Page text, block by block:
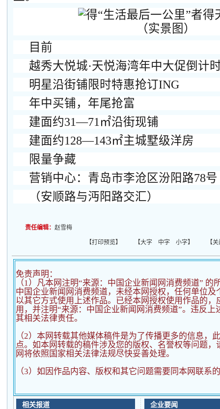
（实景图）
目前
越秀大悦城·天悦海湾年中大促倒计
明星沿街铺限时特惠抢订ING
年中买铺，年尾抢富
建面约31—71㎡沿街现铺
建面约128—143㎡主城墅级洋房
限量争藏
营销中心：青岛市李沧区汾阳路78号
（安顺路与沔阳路交汇）
责任编辑： 赵雪梅
【打印预览】 【大字 中字 小字】 【关
免责声明：
（1）凡本网注明“来源：中国企业新闻网消费频道” 的
中国企业新闻网消费频道，未经本网授权，任何单位及
以其它方式使用上述作品。已经本网授权使用作品的，
用，并注明“来源：中国企业新闻网消费频道”。违反上
其相关法律责任。
（2） 本网转载其他媒体稿件是为了传播更多的信息，
点。如本网转载的稿件涉及您的版权、名誉权等问题，
网将依照国家相关法律法规尽快妥善处理。
（3）如因作品内容、版权和其它问题需要同本网联系
相关报道 企业要闻